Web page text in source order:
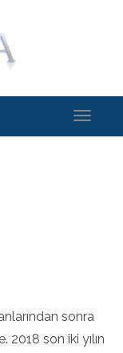
Toggle
sonra
2018 son iki yılın